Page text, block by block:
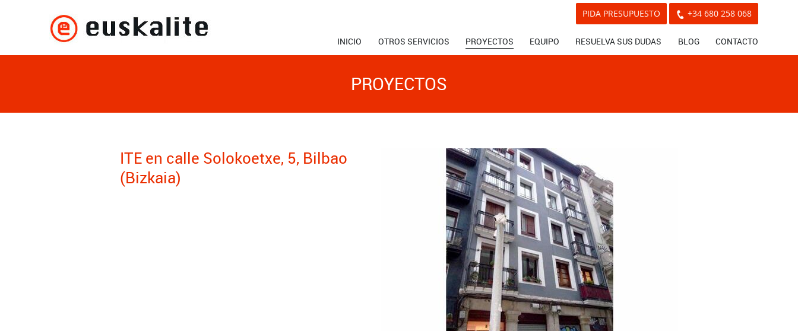
INICIO OTROS SERVICIOS PROYECTOS EQUIPO RESUELVA SUS DUDAS BLOG CONTACTO
PIDA PRESUPUESTO +34 680 258 068
PROYECTOS
ITE en calle Solokoetxe, 5, Bilbao
(Bizkaia)